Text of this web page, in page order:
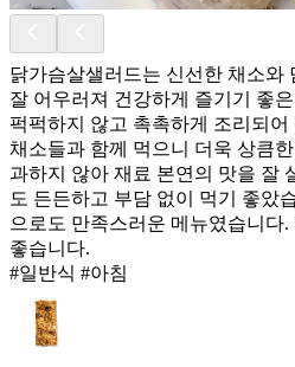
닭가슴살샐러드는 신선한 채소와
잘 어우러져 건강하게 즐기기 좋
퍽퍽하지 않고 촉촉하게 조리되
채소들과 함께 먹으니 더욱 상큼
과하지 않아 재료 본연의 맛을 잘
도 든든하고 부담 없이 먹기 좋았
으로도 만족스러운 메뉴였습니다
좋습니다.
#일반식 #아침